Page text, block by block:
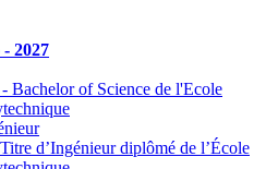
2027
Bachelor of Science de l'Ecole
d’Ingénieur diplômé de l’École